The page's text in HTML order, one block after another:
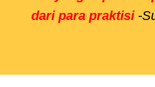
dari para praktisi-